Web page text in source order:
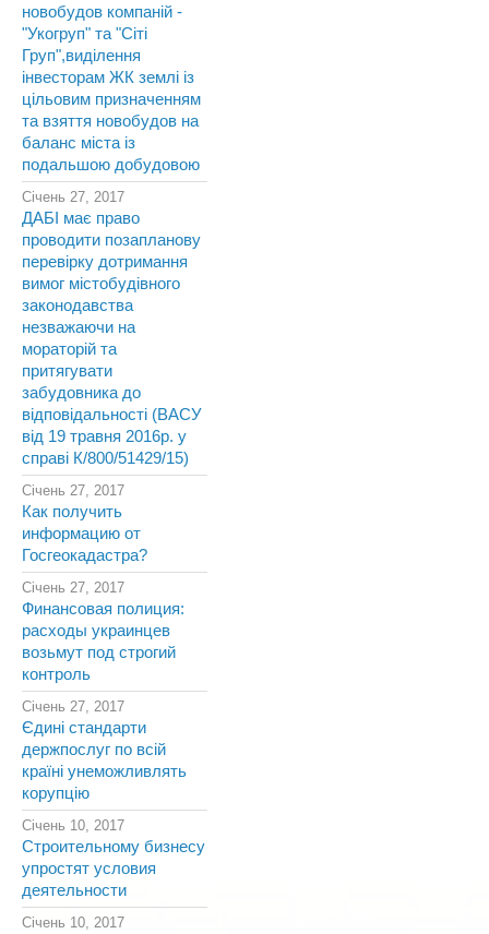
новобудов компаній -
"Укогруп" та "Сіті
Груп",виділення
інвесторам ЖК землі із
цільовим призначенням
та взяття новобудов на
баланс міста із
подальшою добудовою
Січень 27, 2017
ДАБІ має право
проводити позапланову
перевірку дотримання
вимог містобудівного
законодавства
незважаючи на
мораторій та
притягувати
забудовника до
відповідальності (ВАСУ
від 19 травня 2016р. у
справі К/800/51429/15)
Січень 27, 2017
Как получить
информацию от
Госгеокадастра?
Січень 27, 2017
Финансовая полиция:
расходы украинцев
возьмут под строгий
контроль
Січень 27, 2017
Єдині стандарти
держпослуг по всій
країні унеможливлять
корупцію
Січень 10, 2017
Строительному бизнесу
упростят условия
деятельности
Січень 10, 2017